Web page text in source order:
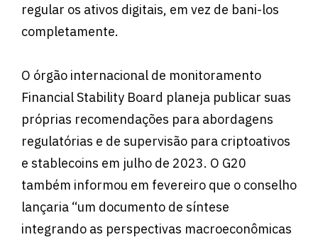
regular os ativos digitais, em vez de bani-los
completamente.
O órgão internacional de monitoramento
Financial Stability Board planeja publicar suas
próprias recomendações para abordagens
regulatórias e de supervisão para criptoativos
e stablecoins em julho de 2023. O G20
também informou em fevereiro que o conselho
lançaria “um documento de síntese
integrando as perspectivas macroeconômicas